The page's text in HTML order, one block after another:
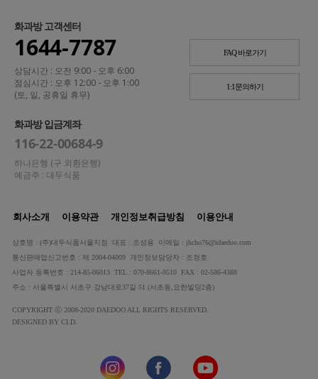
화과방 고객센터
1644-7787
상담시간 : 오전 9:00 - 오후 6:00
점심시간 : 오후 12:00 - 오후 1:00
(토, 일, 공휴일 휴무)
FAQ 바로가기
1:1문의하기
화과방 입금계좌
116-22-00684-9
하나은행 (구 외환은행)
예금주 : 대두식품
회사소개 이용약관 개인정보취급방침 이용안내
상호명 : (주)대두식품서울지점 대표 : 조성용 이메일 : jhcho76@idaedoo.com
통신판매업신고번호 : 제 2004-04009 개인정보담당자 : 조정호
사업자 등록번호 : 214-85-06013 TEL : 070-8661-9510 FAX : 02-586-4388
주소 : 서울특별시 서초구 강남대로37길 51 (서초동,요한빌딩2층)
COPYRIGHT ⓒ 2008-2020 DAEDOO ALL RIGHTS RESERVED.
DESIGNED BY CLD.